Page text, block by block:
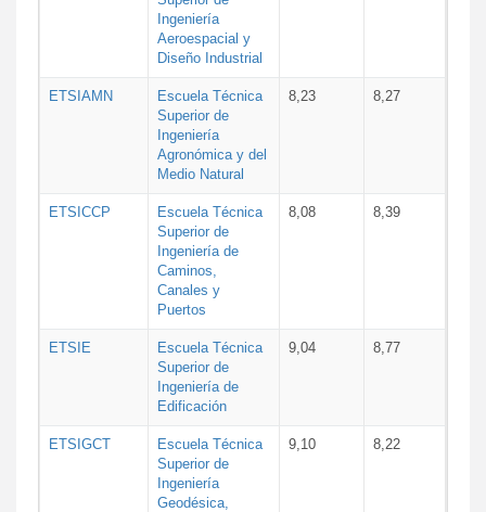
Ingeniería
Aeroespacial y
Diseño Industrial
ETSIAMN
Escuela Técnica
Superior de
Ingeniería
Agronómica y del
Medio Natural
8,23 8,27
ETSICCP
Escuela Técnica
Superior de
Ingeniería de
Caminos,
Canales y
Puertos
8,08 8,39
ETSIE
Escuela Técnica
Superior de
Ingeniería de
Edificación
9,04 8,77
ETSIGCT
Escuela Técnica
Superior de
Ingeniería
Geodésica,
9,10 8,22